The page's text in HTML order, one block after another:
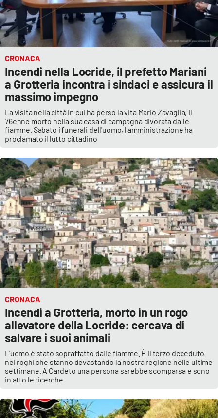
CRONACA
Incendi nella Locride, il prefetto Mariani
a Grotteria incontra i sindaci e assicura il
massimo impegno
La visita nella città in cui ha perso la vita Mario Zavaglia, il
76enne morto nella sua casa di campagna divorata dalle
fiamme. Sabato i funerali dell'uomo, l'amministrazione ha
proclamato il lutto cittadino
CRONACA
Incendi a Grotteria, morto in un rogo
allevatore della Locride: cercava di
salvare i suoi animali
L’uomo è stato sopraffatto dalle fiamme. È il terzo deceduto
nei roghi che stanno devastando la nostra regione nelle ultime
settimane. A Cardeto una persona sarebbe scomparsa e sono
in atto le ricerche